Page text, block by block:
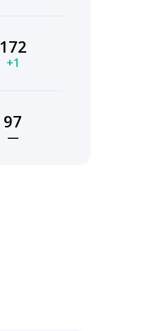
172
+1
97
—